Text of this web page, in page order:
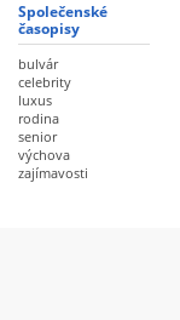
Společenské
časopisy
bulvár
celebrity
luxus
rodina
senior
výchova
zajímavosti